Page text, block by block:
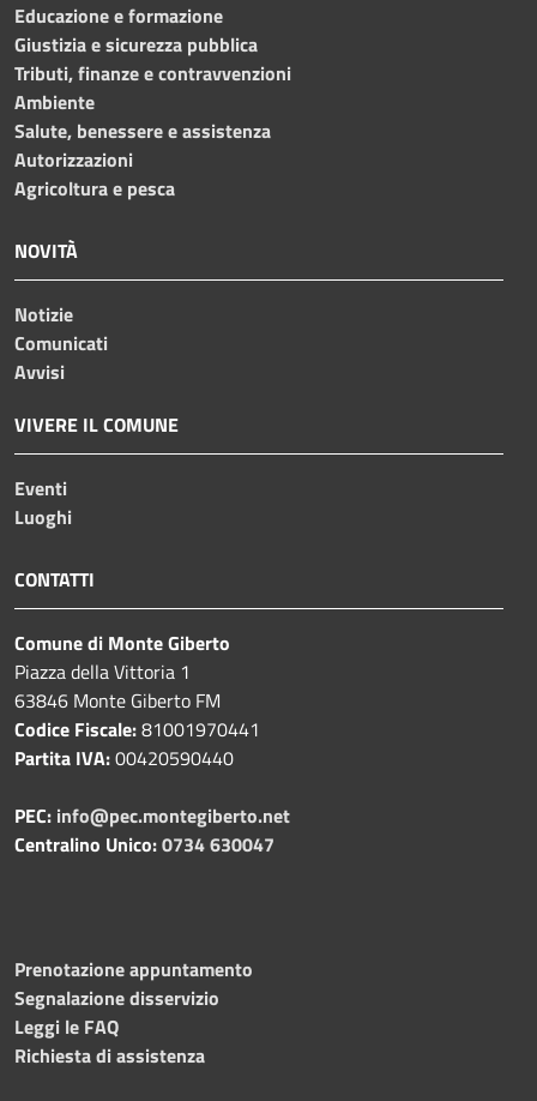
Educazione e formazione
Giustizia e sicurezza pubblica
Tributi, finanze e contravvenzioni
Ambiente
Salute, benessere e assistenza
Autorizzazioni
Agricoltura e pesca
NOVITÀ
Notizie
Comunicati
Avvisi
VIVERE IL COMUNE
Eventi
Luoghi
CONTATTI
Comune di Monte Giberto
Piazza della Vittoria 1
63846 Monte Giberto FM
Codice Fiscale:81001970441
Partita IVA:00420590440
PEC: info@pec.montegiberto.net
Centralino Unico:0734 630047
Prenotazione appuntamento
Segnalazione disservizio
Leggi le FAQ
Richiesta di assistenza